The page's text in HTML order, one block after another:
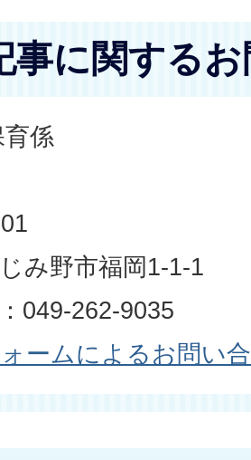
事に関する
係
み野市福岡1-1-1
049-262-9035
ームによるお問い